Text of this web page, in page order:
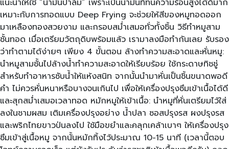
เหมาะกับการทอดแบบ Deep Frying จะช่วยให้สีของหมูทอดออก
มาเหลืองทองสวยงาม และกรอบสม่ำเสมอทั่วทั้งชิ้น วิธีทำหมูสาม
ชั้นทอด เมื่อเตรียมวัตถุดิบพร้อมแล้ว เรามาลงมือทำกันเลย รับรอง
ว่าทำตามได้ง่ายๆ เพียง 4 ขั้นตอน ล้างทำความสะอาดและหั่นหมู:
นำหมูสามชั้นไปล้างน้ำทำความสะอาดให้เรียบร้อย ใช้กระดาษทิชชู่
สำหรับทำอาหารซับน้ำให้แห้งสนิท จากนั้นนำมาหั่นเป็นชิ้นขนาดพอดี
คำ ไม่ควรหั่นหนาหรือบางจนเกินไป เพื่อให้เครื่องปรุงซึมเข้าเนื้อได้ดี
และสุกสม่ำเสมอเวลาทอด หมักหมูให้เข้าเนื้อ: นำหมูที่หั่นเตรียมไว้ใส่
ลงในชามผสม เติมเครื่องปรุงอย่าง น้ำปลา ซอสปรุงรส ผงปรุงรส
และพริกไทยขาวป่นลงไป ใช้มือขยำและคลุกเคล้าเบาๆ ให้เครื่องปรุง
ซึมเข้าสู่เนื้อหมู จากนั้นหมักทิ้งไว้ประมาณ 10-15 นาที (เวลานี้ตอบ